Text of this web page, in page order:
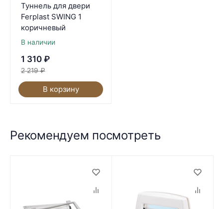
Туннель для двери
Ferplast SWING 1
коричневый
В наличии
1 310 ₽
2 219 ₽
В корзину
Рекомендуем посмотреть